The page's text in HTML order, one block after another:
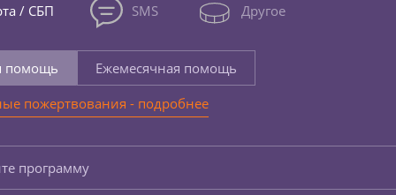
/ СБП SMS Другое
помощь
Ежемесячная помощь
пожертвования - подробнее
программу